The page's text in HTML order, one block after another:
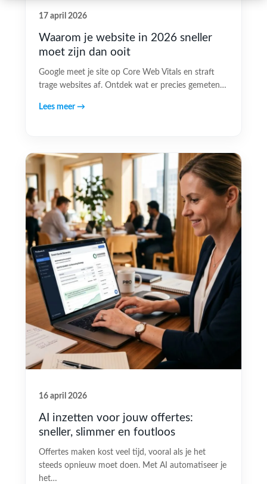
17 april 2026
Waarom je website in 2026 sneller
moet zijn dan ooit
Google meet je site op Core Web Vitals en straft
trage websites af. Ontdek wat er precies gemeten…
Lees meer →
16 april 2026
AI inzetten voor jouw offertes:
sneller, slimmer en foutloos
Offertes maken kost veel tijd, vooral als je het
steeds opnieuw moet doen. Met AI automatiseer je
het…